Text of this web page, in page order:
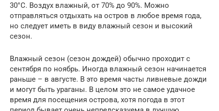
30°C. Воздух влажный, от 70% до 90%. Можно
отправляться отдыхать на остров в любое время года,
но следует иметь в виду влажный сезон и высокий
сезон.
Влажный сезон (сезон дождей) обычно проходит с
сентября по ноябрь. Иногда влажный сезон начинается
раньше – в августе. В это время часты ливневые дожди
и могут быть ураганы. В целом это не самое удачное
время для посещения острова, хотя погода в этот